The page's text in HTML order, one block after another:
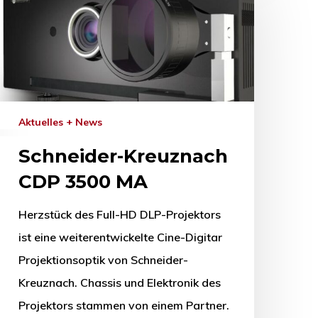
Aktuelles + News
Schneider-Kreuznach
CDP 3500 MA
Herzstück des Full-HD DLP-Projektors
ist eine weiterentwickelte Cine-Digitar
Projektionsoptik von Schneider-
Kreuznach. Chassis und Elektronik des
Projektors stammen von einem Partner.